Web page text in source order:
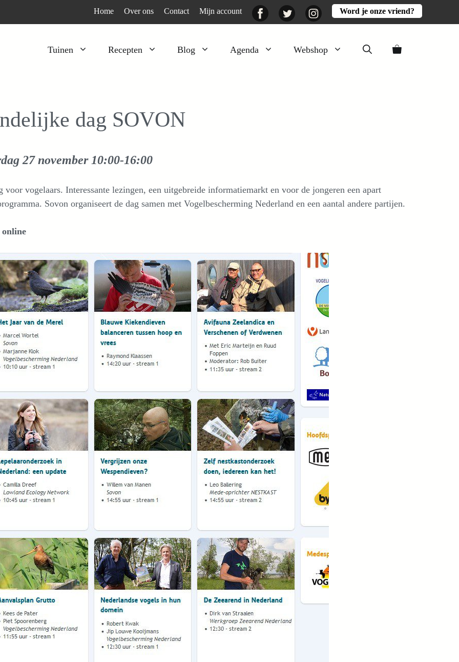
Home Over ons Contact Mijn account FacebookTwitter InstagramWord je onze vriend?
Tuinen Recepten Blog Agenda Webshop
Kruiden
Verfplanten
Peulgroenten
dag SOVON
27 november 10:00-16:00
voor vogelaars. Interessante lezingen, een uitgebreide informatiemarkt en voor de jongeren een apart
Sovon organiseert de dag samen met Vogelbescherming Nederland en een aantal andere partijen.